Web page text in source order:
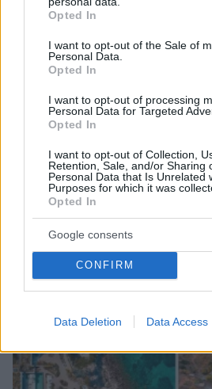
grant or deny consent to Google and
use your data for below specified
consent section.
Opted In
I want to opt-out of the Sale of
Personal Data.
Opted In
I want to opt-out of processing
Personal Data for Targeted
Opted In
I want to opt-out of Collection,
Retention, Sale, and/or Sharing
Personal Data that Is Unrelated
Purposes for which it was
Opted In
Google consents
CONFIRM
Data Deletion Data Access
«Δεν το πιστεύουμε», λένε οι
υιοθέτησαν τον Αφγανό στη
στην απολογία